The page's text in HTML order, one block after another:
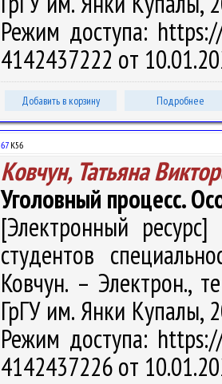
Режим доступа:
4142437222 от
Добавить в корзину Подробнее
67К56
Ковчун, Татьяна
Уголовный процесс.
[Электронный
студентов
Ковчун. – Электрон.,
ГрГУ им. Янки Купалы,
Режим доступа:
4142437226 от